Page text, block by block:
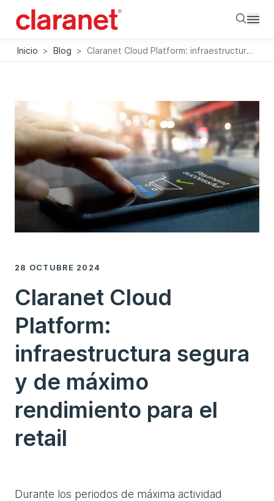
Inicio > Blog > Claranet Cloud Platform: infraestructura segura y de máximo rendimiento para el retail
28 OCTUBRE 2024
Claranet Cloud
Platform:
infraestructura segura
y de máximo
rendimiento para el
retail
Durante los periodos de máxima actividad